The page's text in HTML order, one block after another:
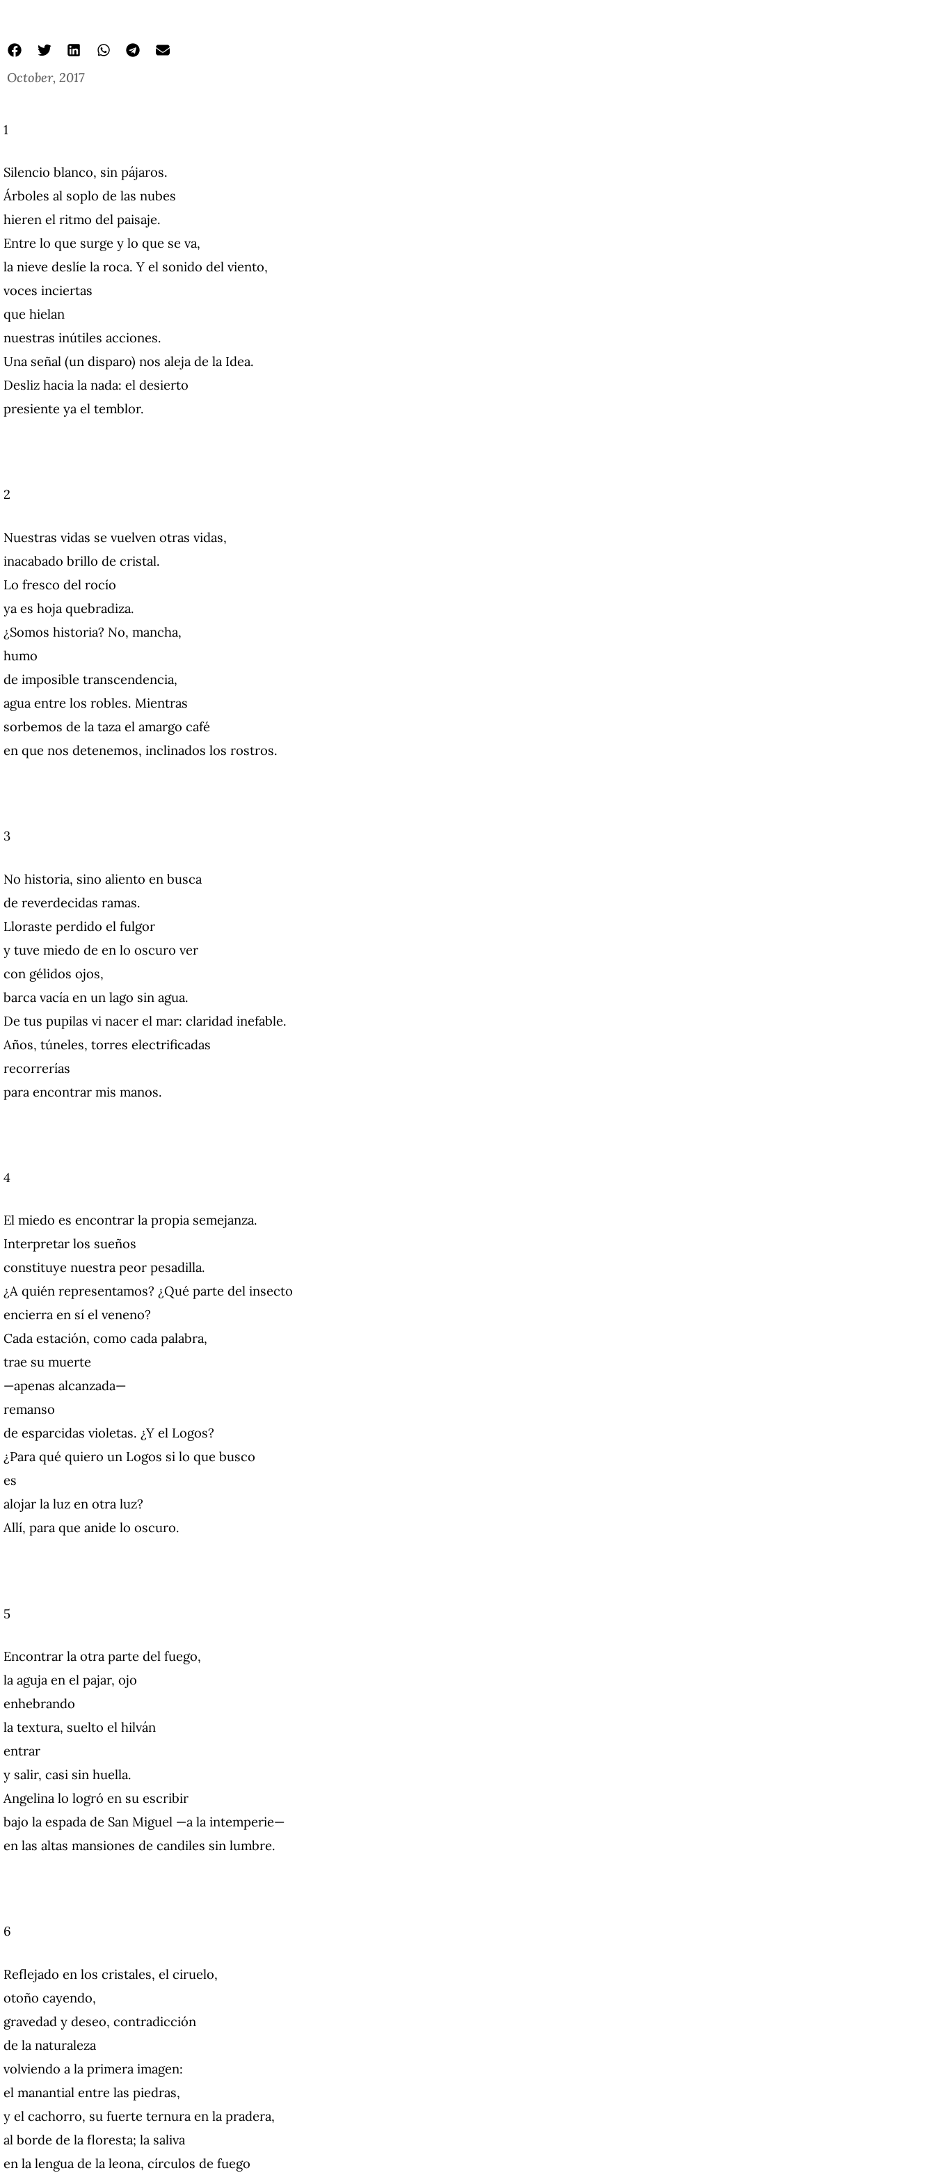
October, 2017
1
Silencio blanco, sin pájaros.
Árboles al soplo de las nubes
hieren el ritmo del paisaje.
Entre lo que surge y lo que se va,
la nieve deslíe la roca. Y el sonido del viento,
voces inciertas
que hielan
nuestras inútiles acciones.
Una señal (un disparo) nos aleja de la Idea.
Desliz hacia la nada: el desierto
presiente ya el temblor.
2
Nuestras vidas se vuelven otras vidas,
inacabado brillo de cristal.
Lo fresco del rocío
ya es hoja quebradiza.
¿Somos historia? No, mancha,
humo
de imposible transcendencia,
agua entre los robles. Mientras
sorbemos de la taza el amargo café
en que nos detenemos, inclinados los rostros.
3
No historia, sino aliento en busca
de reverdecidas ramas.
Lloraste perdido el fulgor
y tuve miedo de en lo oscuro ver
con gélidos ojos,
barca vacía en un lago sin agua.
De tus pupilas vi nacer el mar: claridad inefable.
Años, túneles, torres electrificadas
recorrerías
para encontrar mis manos.
4
El miedo es encontrar la propia semejanza.
Interpretar los sueños
constituye nuestra peor pesadilla.
¿A quién representamos? ¿Qué parte del insecto
encierra en sí el veneno?
Cada estación, como cada palabra,
trae su muerte
—apenas alcanzada—
remanso
de esparcidas violetas. ¿Y el Logos?
¿Para qué quiero un Logos si lo que busco
es
alojar la luz en otra luz?
Allí, para que anide lo oscuro.
5
Encontrar la otra parte del fuego,
la aguja en el pajar, ojo
enhebrando
la textura, suelto el hilván
entrar
y salir, casi sin huella.
Angelina lo logró en su escribir
bajo la espada de San Miguel —a la intemperie—
en las altas mansiones de candiles sin lumbre.
6
Reflejado en los cristales, el ciruelo,
otoño cayendo,
gravedad y deseo, contradicción
de la naturaleza
volviendo a la primera imagen:
el manantial entre las piedras,
y el cachorro, su fuerte ternura en la pradera,
al borde de la floresta; la saliva
en la lengua de la leona, círculos de fuego